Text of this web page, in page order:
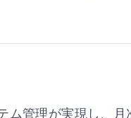
め手となりました。今
ム管理が実現し、